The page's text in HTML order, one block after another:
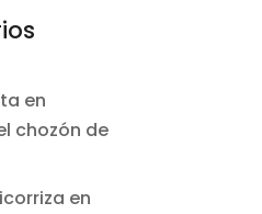
en
chozón de
en